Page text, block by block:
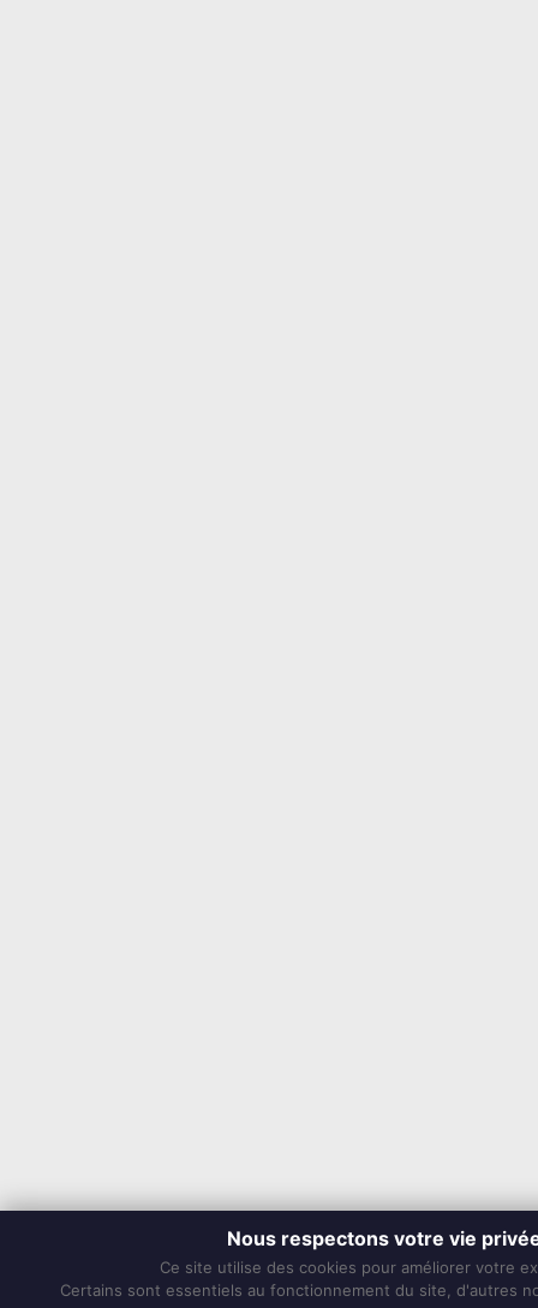
Nous respectons votre vie
Ce site utilise des cookies pour améliorer votre
Certains sont essentiels au fonctionnement du site, d'autres